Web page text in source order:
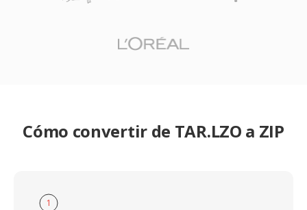
Cómo convertir de TAR.LZO a ZIP
1